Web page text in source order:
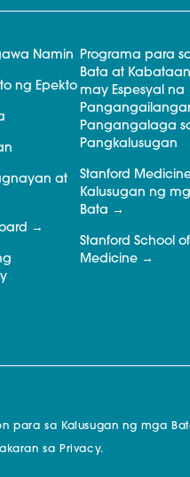
Namin
ng Epekto
at
Programa para
Bata at
may Espesyal na
Pangangalaga
Pangkalusugan
Stanford
Kalusugan ng
Bata
Stanford School of
Medicine
para sa Kalusugan ng mga
sa Privacy.